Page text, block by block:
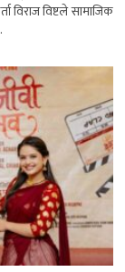
विराज विष्टले सामाजिक